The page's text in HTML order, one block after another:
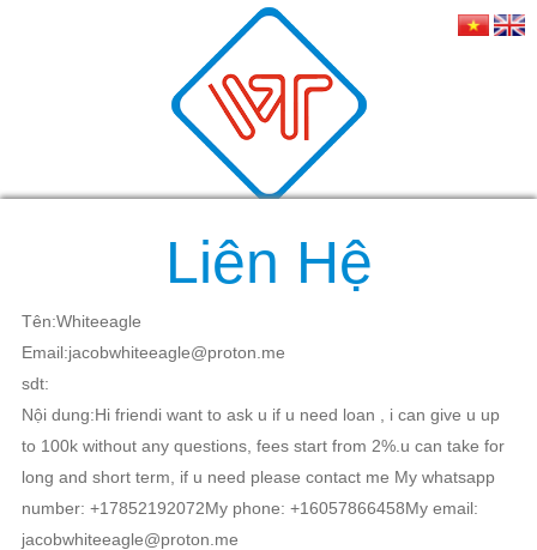
Liên Hệ
Tên:Whiteeagle
Email:jacobwhiteeagle@proton.me
sdt:
Nội dung:Hi friendi want to ask u if u need loan , i can give u up
to 100k without any questions, fees start from 2%.u can take for
long and short term, if u need please contact me My whatsapp
number: +17852192072My phone: +16057866458My email:
jacobwhiteeagle@proton.me